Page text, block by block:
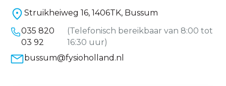
Struikheiweg 16, 1406TK, Bussum
035 820
03 92
(Telefonisch bereikbaar van 8:00 tot
16:30 uur)
bussum@fysioholland.nl